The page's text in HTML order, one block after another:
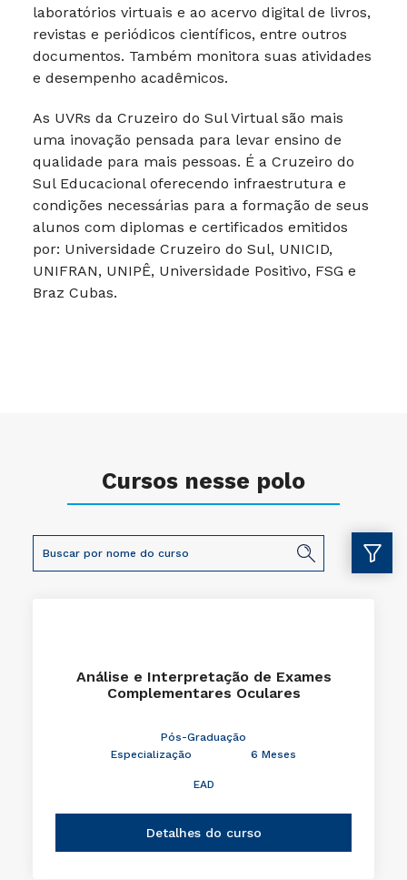
laboratórios virtuais e ao acervo digital de livros,
revistas e periódicos científicos, entre outros
documentos. Também monitora suas atividades
e desempenho acadêmicos.
As UVRs da Cruzeiro do Sul Virtual são mais
uma inovação pensada para levar ensino de
qualidade para mais pessoas. É a Cruzeiro do
Sul Educacional oferecendo infraestrutura e
condições necessárias para a formação de seus
alunos com diplomas e certificados emitidos
por: Universidade Cruzeiro do Sul, UNICID,
UNIFRAN, UNIPÊ, Universidade Positivo, FSG e
Braz Cubas.
Cursos nesse polo
Análise e Interpretação de Exames
Complementares Oculares
Pós-Graduação
Especialização
6 Meses
EAD
Detalhes do curso